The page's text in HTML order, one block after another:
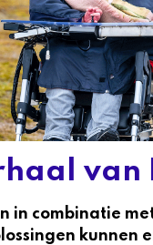
van
in combinatie
kunnen